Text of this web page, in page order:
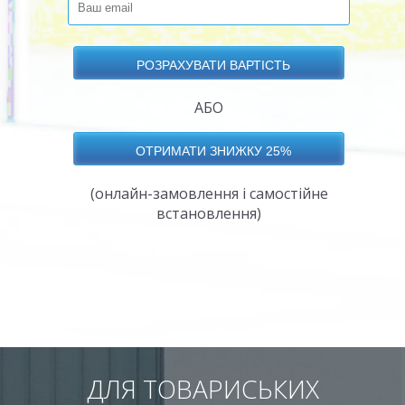
АБО
(онлайн-замовлення і самостійне
встановлення)
ДЛЯ ТОВАРИСЬКИХ